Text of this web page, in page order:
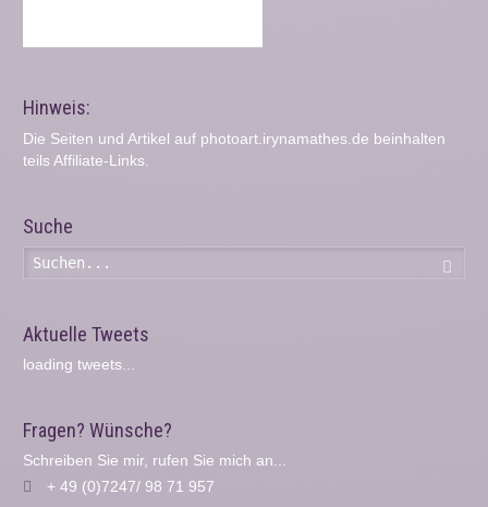
Hinweis:
Die Seiten und Artikel auf photoart.irynamathes.de beinhalten
teils Affiliate-Links.
Suche
Aktuelle Tweets
loading tweets...
Fragen? Wünsche?
Schreiben Sie mir, rufen Sie mich an...
+ 49 (0)7247/ 98 71 957